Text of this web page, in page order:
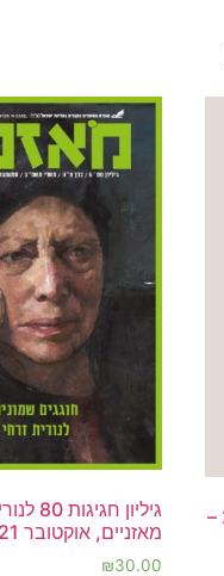
מאזניים – גיליון פברואר 2024 –
גיליון
מאזניים, אוקטובר 2021
₪30.00